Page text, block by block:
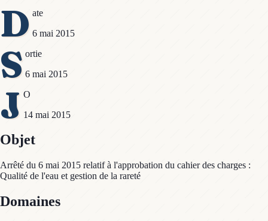
D ate
6 mai 2015
S ortie
6 mai 2015
J O
14 mai 2015
Objet
Arrêté du 6 mai 2015 relatif à l'approbation du cahier des charges :
Qualité de l'eau et gestion de la rareté
Domaines